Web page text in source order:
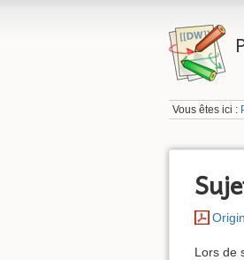
Vous êtes ici :
Lors de